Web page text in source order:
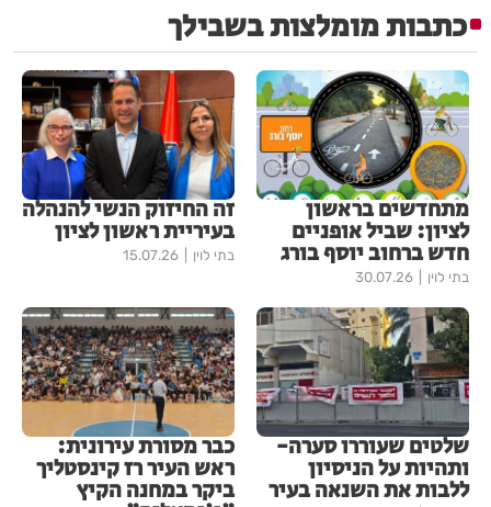
כתבות מומלצות בשבילך
מתחדשים בראשון
לציון: שביל אופניים
חדש ברחוב יוסף בורג
בתי לוין 30.07.26
זה החיזוק הנשי להנהלה
בעיריית ראשון לציון
בתי לוין 15.07.26
שלטים שעוררו סערה-
ותהיות על הניסיון
ללבות את השנאה בעיר
כבר מסורת עירונית:
ראש העיר רז קינסטליך
ביקר במחנה הקיץ